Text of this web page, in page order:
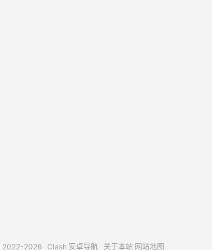
2022-2026 Clash 安卓导航 关于本站 网站地图